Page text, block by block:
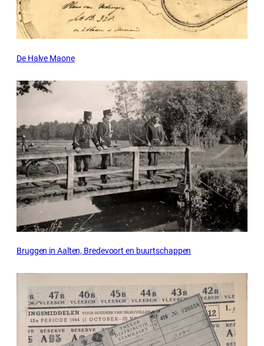
De Halve Maone
Bruggen in Aalten, Bredevoort en buurtschappen